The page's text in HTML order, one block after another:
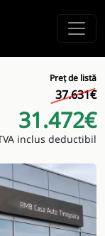
Preț de listă
37.631€
31.472€
inclus deductibil